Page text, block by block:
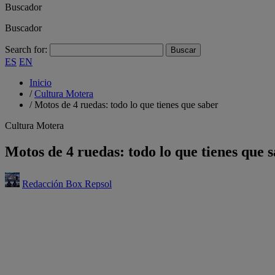
Buscador
Buscador
Search for:
ES EN
Inicio
/Cultura Motera
/Motos de 4 ruedas: todo lo que tienes que saber
Cultura Motera
Motos de 4 ruedas: todo lo que tienes que
Redacción Box Repsol